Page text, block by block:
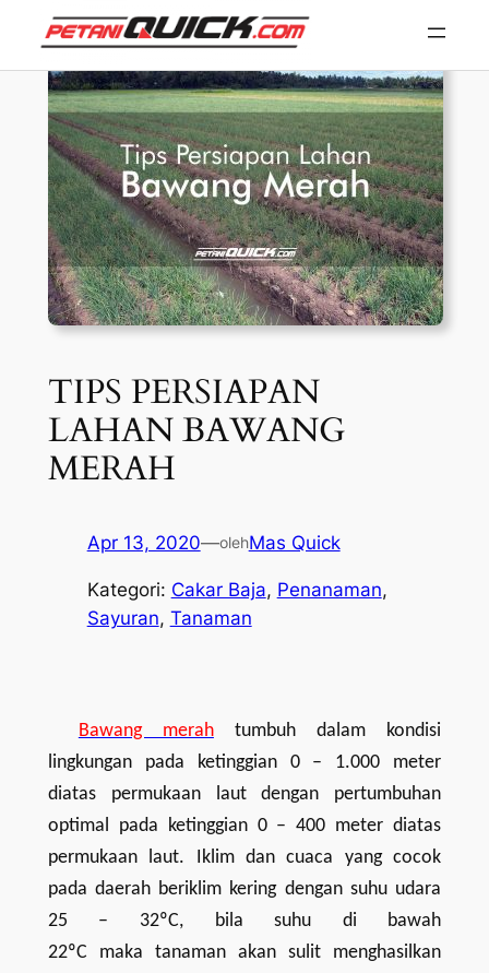
content
TIPS PERSIAPAN
LAHAN BAWANG
MERAH
Apr 13, 2020—olehMas Quick
Kategori: Cakar Baja, Penanaman
Sayuran, Tanaman
Bawang merahtumbuh dalam kondisi
lingkungan pada ketinggian 0 – 1.000 meter
diatas permukaan laut dengan pertumbuhan
optimal pada ketinggian 0 – 400 meter diatas
permukaan laut. Iklim dan cuaca yang cocok
pada daerah beriklim keringdengansuhu udara
25 – 32ºC, bila suhu di
bawah
22ºC maka tanaman akan sulit menghasilkan